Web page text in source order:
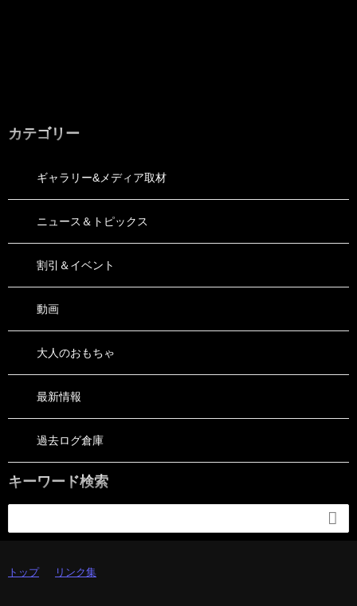
カテゴリー
ギャラリー&メディア取材
ニュース＆トピックス
割引＆イベント
動画
大人のおもちゃ
最新情報
過去ログ倉庫
キーワード検索

トップ リンク集